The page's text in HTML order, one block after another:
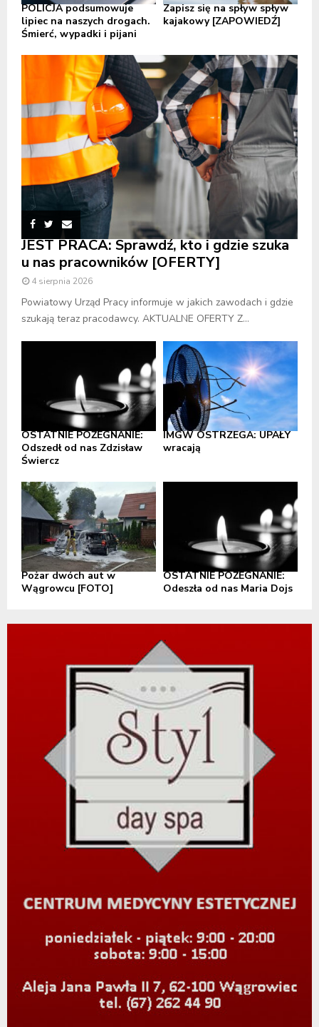
POLICJA podsumowuje
lipiec na naszych drogach.
Śmierć, wypadki i pijani
Zapisz się na spływ spływ
kajakowy [ZAPOWIEDŹ]
JEST PRACA: Sprawdź, kto i gdzie szuka
u nas pracowników [OFERTY]
4 sierpnia 2026
Powiatowy Urząd Pracy informuje w jakich zawodach i gdzie
szukają teraz pracodawcy. AKTUALNE OFERTY Z...
OSTATNIE POŻEGNANIE:
Odszedł od nas Zdzisław
Świercz
IMGW OSTRZEGA: UPAŁY
wracają
Pożar dwóch aut w
Wągrowcu [FOTO]
OSTATNIE POŻEGNANIE:
Odeszła od nas Maria Dojs